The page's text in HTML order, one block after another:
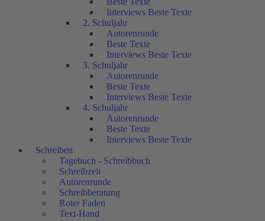
Interviews Beste Texte
2. Schuljahr
Autorenrunde
Beste Texte
Interviews Beste Texte
3. Schuljahr
Autorenrunde
Beste Texte
Interviews Beste Texte
4. Schuljahr
Autorenrunde
Beste Texte
Interviews Beste Texte
Schreiben
Tagebuch - Schreibbuch
Schreibzeit
Autorenrunde
Schreibberatung
Roter Faden
Text-Hand